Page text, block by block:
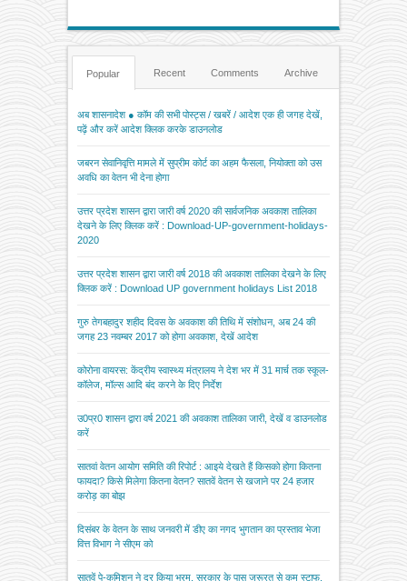
Popular Recent Comments Archive
अब शासनादेश ● कॉम की सभी पोस्ट्स / खबरें / आदेश एक ही जगह देखें,
पढ़ें और करें आदेश क्लिक करके डाउनलोड
जबरन सेवानिवृत्ति मामले में सुप्रीम कोर्ट का अहम फैसला, नियोक्ता को उस
अवधि का वेतन भी देना होगा
उत्तर प्रदेश शासन द्वारा जारी वर्ष 2020 की सार्वजनिक अवकाश तालिका
देखने के लिए क्लिक करें : Download-UP-government-holidays-
2020
उत्तर प्रदेश शासन द्वारा जारी वर्ष 2018 की अवकाश तालिका देखने के लिए
क्लिक करें : Download UP government holidays List 2018
गुरु तेगबहादुर शहीद दिवस के अवकाश की तिथि में संशोधन, अब 24 की
जगह 23 नवम्बर 2017 को होगा अवकाश, देखें आदेश
कोरोना वायरस: केंद्रीय स्वास्थ्य मंत्रालय ने देश भर में 31 मार्च तक स्कूल-
कॉलेज, मॉल्स आदि बंद करने के दिए निर्देश
उ0प्र0 शासन द्वारा वर्ष 2021 की अवकाश तालिका जारी, देखें व डाउनलोड
करें
सातवां वेतन आयोग समिति की रिपोर्ट : आइये देखते हैं किसको होगा कितना
फायदा? किसे मिलेगा कितना वेतन? सातवें वेतन से खजाने पर 24 हजार
करोड़ का बोझ
दिसंबर के वेतन के साथ जनवरी में डीए का नगद भुगतान का प्रस्ताव भेजा
वित्त विभाग ने सीएम को
सातवें पे-कमिशन ने दूर किया भ्रम, सरकार के पास जरूरत से कम स्टाफ,